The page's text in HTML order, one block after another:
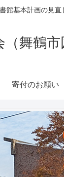
館基本計画の見直
舞鶴市
寄付のお願い